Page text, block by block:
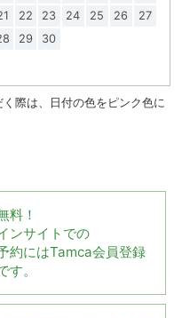
22 23 24 25 26
27
29 30
際は、日付の色をピンク色に
料！
ンサイトでの
約にはTamca会員登録
す。